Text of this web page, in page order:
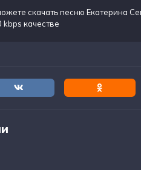
скачать песню Екатерина
качестве